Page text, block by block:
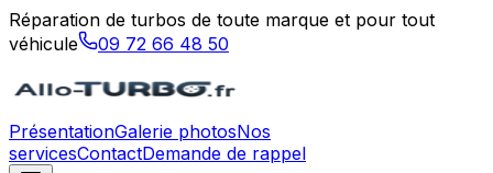
Réparation de turbos de toute marque et pour tout
véhicule
09 72 66 48 50
PrésentationGalerie photosNos
servicesContactDemande de rappel